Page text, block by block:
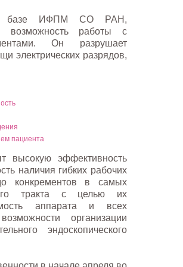
базе ИФПМ СО РАН,
возможность работы с
Он разрушает
электрических разрядов,
пациента
высокую эффективность
наличия гибких рабочих
конкрементов в самых
тракта с целью их
аппарата и всех
организации
эндоскопического